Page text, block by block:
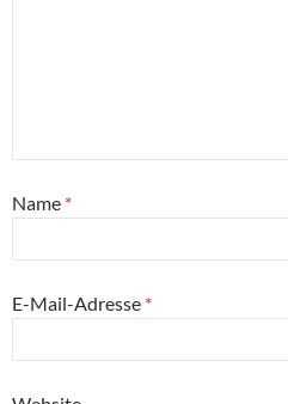
Name *
E-Mail-Adresse *